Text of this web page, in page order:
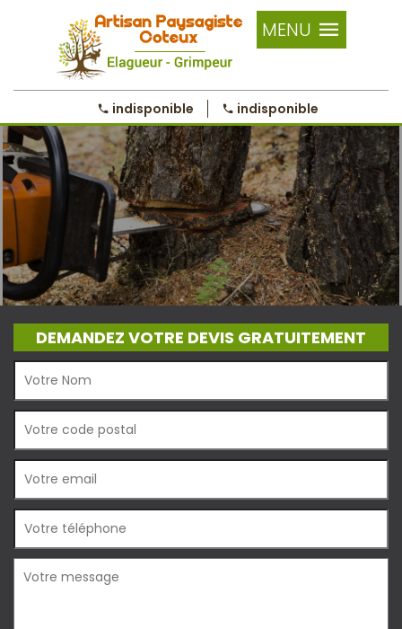
MENU
indisponible indisponible
DEMANDEZ VOTRE DEVIS GRATUITEMENT